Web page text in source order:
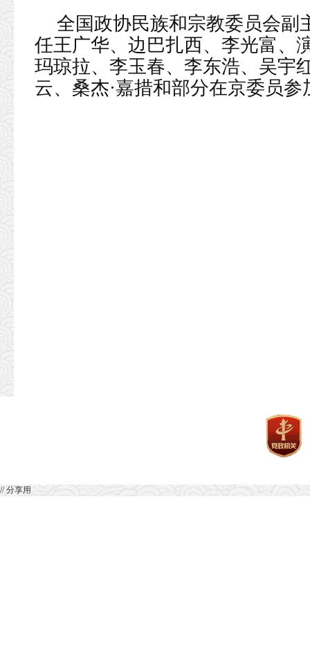
全国政协民族和宗教委员会副
任王广华、边巴扎西、李光富、
玛琼拉、李玉春、李东浩、吴宇
云、桑杰·嘉措和部分在京委员
// 分享用